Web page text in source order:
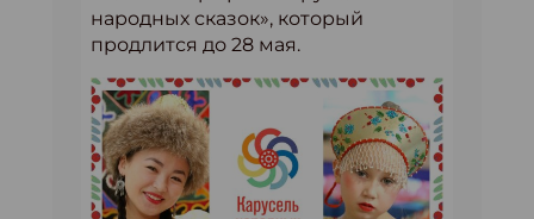
народных сказок», который
продлится до 28 мая.